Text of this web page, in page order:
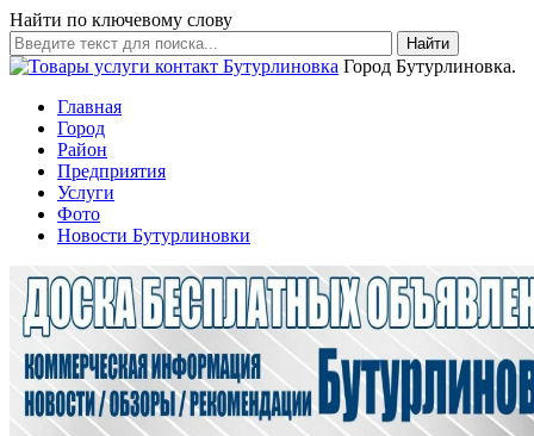
Найти по ключевому слову
Найти
Город Бутурлиновка.
Главная
Город
Район
Предприятия
Услуги
Фото
Новости Бутурлиновки